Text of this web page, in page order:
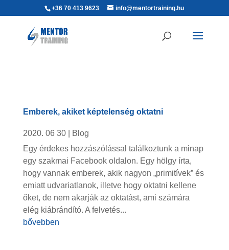
+36 70 413 9623 info@mentortraining.hu
Emberek, akiket képtelenség oktatni
2020. 06 30|
Blog
Egy érdekes hozzászólással találkoztunk a minap
egy szakmai Facebook oldalon. Egy hölgy írta,
hogy vannak emberek, akik nagyon „primitívek” és
emiatt udvariatlanok, illetve hogy oktatni kellene
őket, de nem akarják az oktatást, ami számára
elég kiábrándító. A felvetés...
bővebben